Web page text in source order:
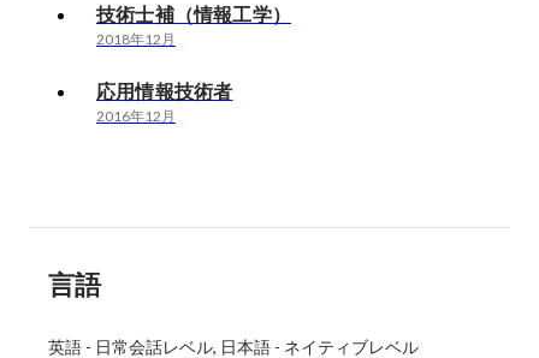
技術士補（情報工学）
2018年12月
応用情報技術者
2016年12月
言語
英語 - 日常会話レベル 日本語 - ネイティブレベル